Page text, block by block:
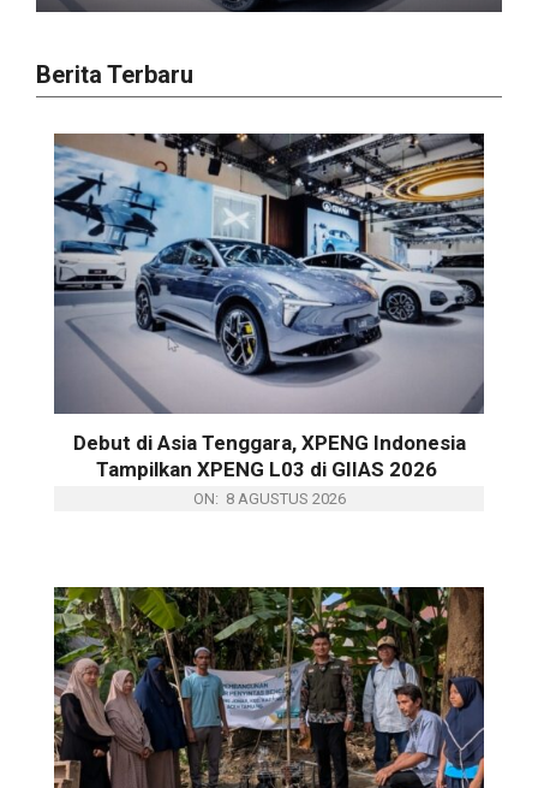
Berita Terbaru
Debut di Asia Tenggara, XPENG Indonesia
Tampilkan XPENG L03 di GIIAS 2026
ON: 8 AGUSTUS 2026